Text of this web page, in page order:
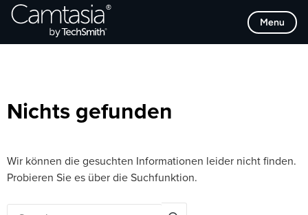
Direkt
zum
Menu
Browse Categories
Nichts gefunden
Wir können die gesuchten Informationen leider nicht finden.
Probieren Sie es über die Suchfunktion.